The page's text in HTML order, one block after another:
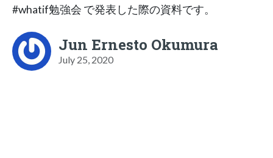
#whatif勉強会 で発表した際の資料です。
Jun Ernesto Okumura
July 25, 2020